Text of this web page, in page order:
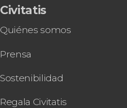
Civitatis
Quiénes somos
Prensa
Sostenibilidad
Regala Civitatis